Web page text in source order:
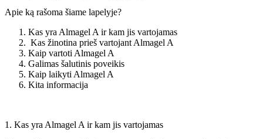
Apie ką rašoma šiame lapelyje?
Kas yra Almagel A ir kam jis vartojamas
Kas žinotina prieš vartojant Almagel A
Kaip vartoti Almagel A
Galimas šalutinis poveikis
Kaip laikyti Almagel A
Kita informacija
1. Kas yra Almagel A ir kam jis vartojamas